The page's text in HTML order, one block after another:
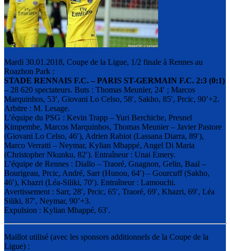
Mardi 30.01.2018, Coupe de la Ligue, 1/2 finale à Rennes au
Roazhon Park :
STADE RENNAIS F.C. – PARIS ST-GERMAIN F.C. 2:3 (0:1)
– 28 620 spectateurs. Buts : Thomas Meunier, 24′ ; Marcos
Marquinhos, 53′, Giovani Lo Celso, 58′, Sakho, 85′, Prcic, 90’+2.
Arbitre : M. Lesage.
L’équipe du PSG : Kevin Trapp – Yuri Berchiche, Presnel
Kimpembe, Marcos Marquinhos, Thomas Meunier – Javier Pastore
(Giovani Lo Celso, 46′), Adrien Rabiot (Lassana Diarra, 89′),
Marco Verratti – Neymar, Kylian Mbappé, Angel Di Maria
(Christopher Nkunku, 82′). Entraîneur : Unai Emery.
L’équipe de Rennes : Diallo – Traoré, Gnagnon, Gelin, Baal –
Bourigeau, Prcic, André, Sarr (Hunou, 64′) – Gourcuff (Sakho,
46′), Khazri (Léa-Siliki, 70′). Entraîneur : Lamouchi.
Avertissement : Sarr, 28′, Prcic, 65′, Traoré, 69′, Khazri, 69′, Léa
Siliki, 87′, Neymar, 90’+3.
Expulsion : Kylian Mbappé, 63′.
Maillot utilisé (avec les sponsors additionnels de la Coupe de la
Ligue) :